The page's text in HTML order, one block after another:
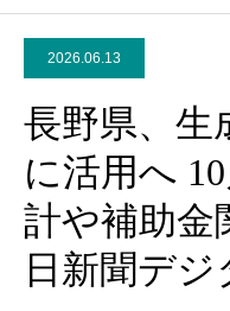
2026.06.13
長野県、生
に活用へ
計や補助金
日新聞デジ